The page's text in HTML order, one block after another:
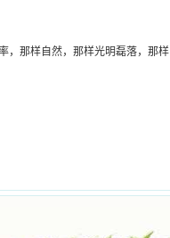
，那样自然，那样光明磊落，那样